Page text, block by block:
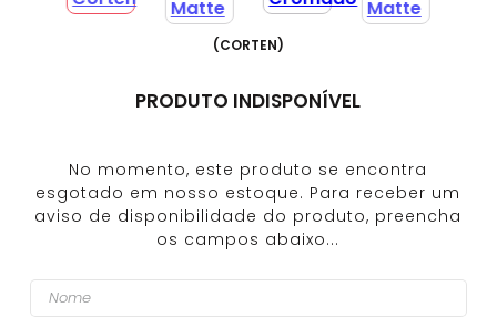
(CORTEN)
PRODUTO INDISPONÍVEL